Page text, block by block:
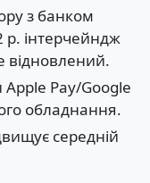
з банком
р. інтерчейндж
відновлений.
Pay/Google
обладнання.
середній